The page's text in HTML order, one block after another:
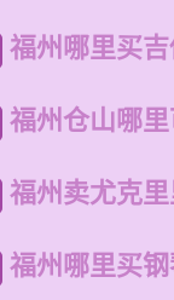
福州哪里买
福州仓山哪
福州卖尤克
福州哪里买